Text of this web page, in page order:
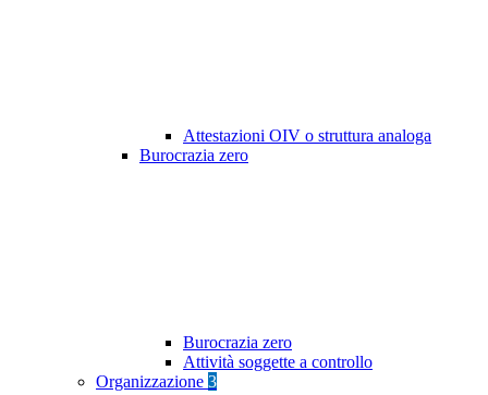
Attestazioni OIV o struttura analoga
Burocrazia zero
Burocrazia zero
Attività soggette a controllo
Organizzazione 3